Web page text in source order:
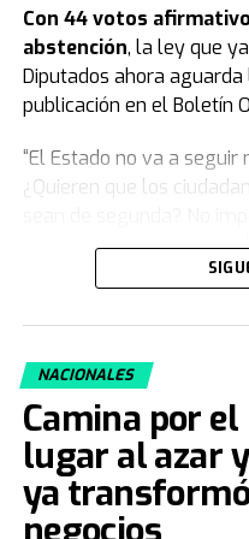
Con 44 votos
abstención, la ley que
Diputados ahora
publicación en el Boletín
“El Estado no va a
¿Quieren que los
delincuentes, importa el
Y agregó: “Este modelo
que deja de poner en la
que enterraban a sus
consecuencias, la ley
pasaba antes”.
“Vinimos a poner orden
NACIONALES
Camina por
lugar al azar
ya